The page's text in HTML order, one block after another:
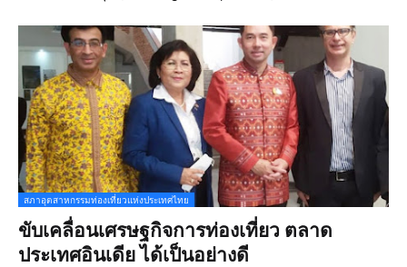
สภาอุตสาหกรรมท่องเที่ยวแห่งประเทศไทย
ขับเคลื่อนเศรษฐกิจการท่องเที่ยว ตลาด
ประเทศอินเดีย ได้เป็นอย่างดี